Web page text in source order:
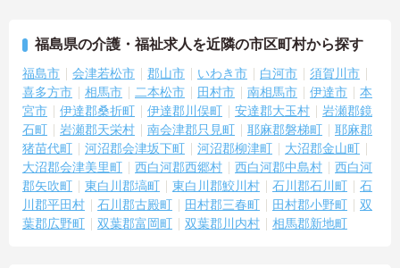
福島県の介護・福祉求人を近隣の市区町村から探す
福島市 会津若松市 郡山市 いわき市 白河市
須賀川市
喜多方市
相馬市 二本松市 田村市 南相馬市 伊達市
本
宮市
伊達郡桑折町 伊達郡川俣町 安達郡大玉村
岩瀬郡鏡
石町
岩瀬郡天栄村 南会津郡只見町 耶麻郡磐梯町
耶麻郡
猪苗代町
河沼郡会津坂下町 河沼郡柳津町
大沼郡金山町
大沼郡会津美里町
西白河郡西郷村 西白河郡中島村
西白河
郡矢吹町
東白川郡塙町 東白川郡鮫川村 石川郡石川町
石
川郡平田村
石川郡古殿町 田村郡三春町 田村郡小野町
双
葉郡広野町
双葉郡富岡町 双葉郡川内村 相馬郡新地町